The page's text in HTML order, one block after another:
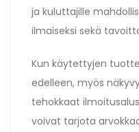
ja kuluttajille
ilmaiseksi sekä
Kun käytettyjen
edelleen, myös
tehokkaat
voivat tarjota